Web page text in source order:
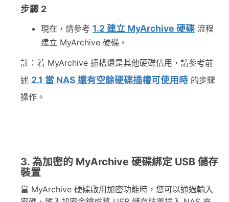
步驟 2
現在，請參考 1.2 建立 MyArchive 硬碟 流程
建立 MyArchive 硬碟。
註：若 MyArchive 插槽還是其他硬碟佔用，請參考前
述 2.1 當 NAS 還有空餘硬碟插槽可使用時 的步驟
操作。
3. 為加密的 MyArchive 硬碟綁定 USB 儲存
裝置
當 MyArchive 硬碟啟用加密功能時，您可以通過輸入